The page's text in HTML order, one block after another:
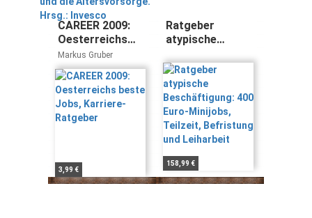
CAREER 2009:
Oesterreichs
beste Jobs,
Karriere-
Ratgeber
Markus Gruber
3,99 €
Ratgeber
atypische
400 Euro-
Minijobs,
Teilzeit,
Befristung und
Leiharbeit
158,99 €